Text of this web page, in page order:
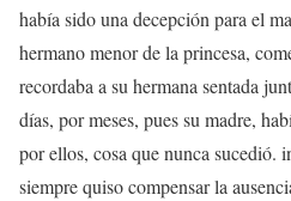
había sido una decepción para el
hermano menor de la princesa,
recordaba a su hermana sentada
días, por meses, pues su madre,
por ellos, cosa que nunca sucedió.
siempre quiso compensar la